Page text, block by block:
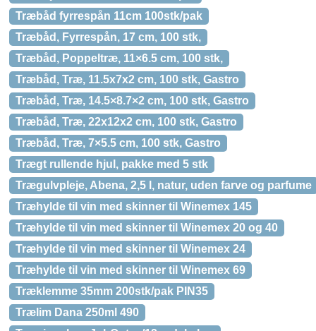
Træbåd fyrrespån 11cm 100stk/pak
Træbåd, Fyrrespån, 17 cm, 100 stk,
Træbåd, Poppeltræ, 11×6.5 cm, 100 stk,
Træbåd, Træ, 11.5x7x2 cm, 100 stk, Gastro
Træbåd, Træ, 14.5×8.7×2 cm, 100 stk, Gastro
Træbåd, Træ, 22x12x2 cm, 100 stk, Gastro
Træbåd, Træ, 7×5.5 cm, 100 stk, Gastro
Trægt rullende hjul, pakke med 5 stk
Trægulvpleje, Abena, 2,5 l, natur, uden farve og parfume
Træhylde til vin med skinner til Winemex 145
Træhylde til vin med skinner til Winemex 20 og 40
Træhylde til vin med skinner til Winemex 24
Træhylde til vin med skinner til Winemex 69
Træklemme 35mm 200stk/pak PIN35
Trælim Dana 250ml 490